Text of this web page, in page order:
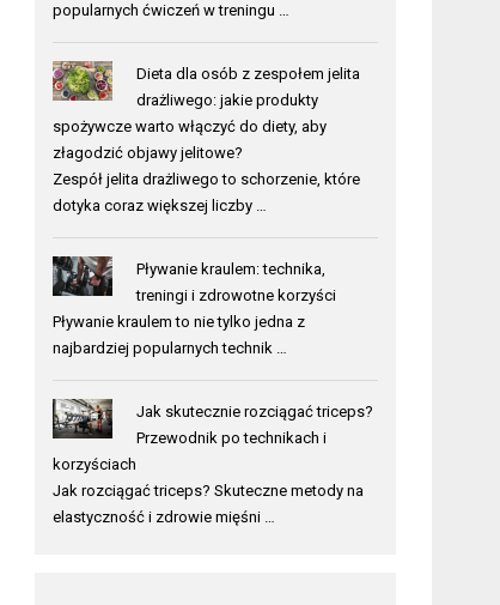
popularnych ćwiczeń w treningu …
Dieta dla osób z zespołem jelita
drażliwego: jakie produkty
spożywcze warto włączyć do diety, aby
złagodzić objawy jelitowe?
Zespół jelita drażliwego to schorzenie, które
dotyka coraz większej liczby …
Pływanie kraulem: technika,
treningi i zdrowotne korzyści
Pływanie kraulem to nie tylko jedna z
najbardziej popularnych technik …
Jak skutecznie rozciągać triceps?
Przewodnik po technikach i
korzyściach
Jak rozciągać triceps? Skuteczne metody na
elastyczność i zdrowie mięśni …